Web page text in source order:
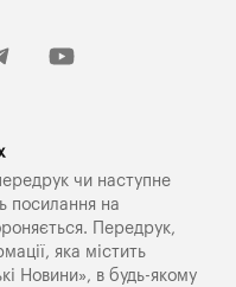
чи наступне
посилання на
Передрук,
яка містить
Новини», в будь-якому